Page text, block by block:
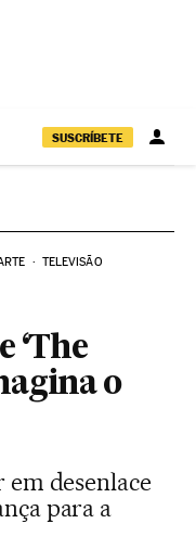
SUSCRÍBETE
TELEVISÃO
‘The
o
desenlace
para a